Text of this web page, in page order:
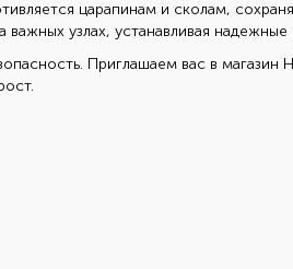
царапинам и сколам,
важных узлах, устанавливая
Приглашаем вас в магазин